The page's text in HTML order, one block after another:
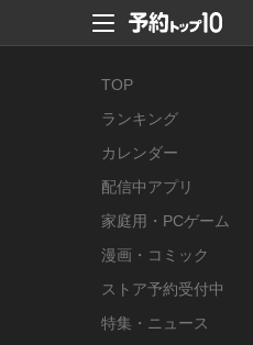
TOP
ランキング
カレンダー
配信中アプリ
家庭用・PCゲーム
漫画・コミック
ストア予約受付中
特集・ニュース